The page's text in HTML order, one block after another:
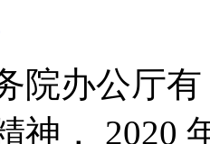
院办公厅有
神， 2020